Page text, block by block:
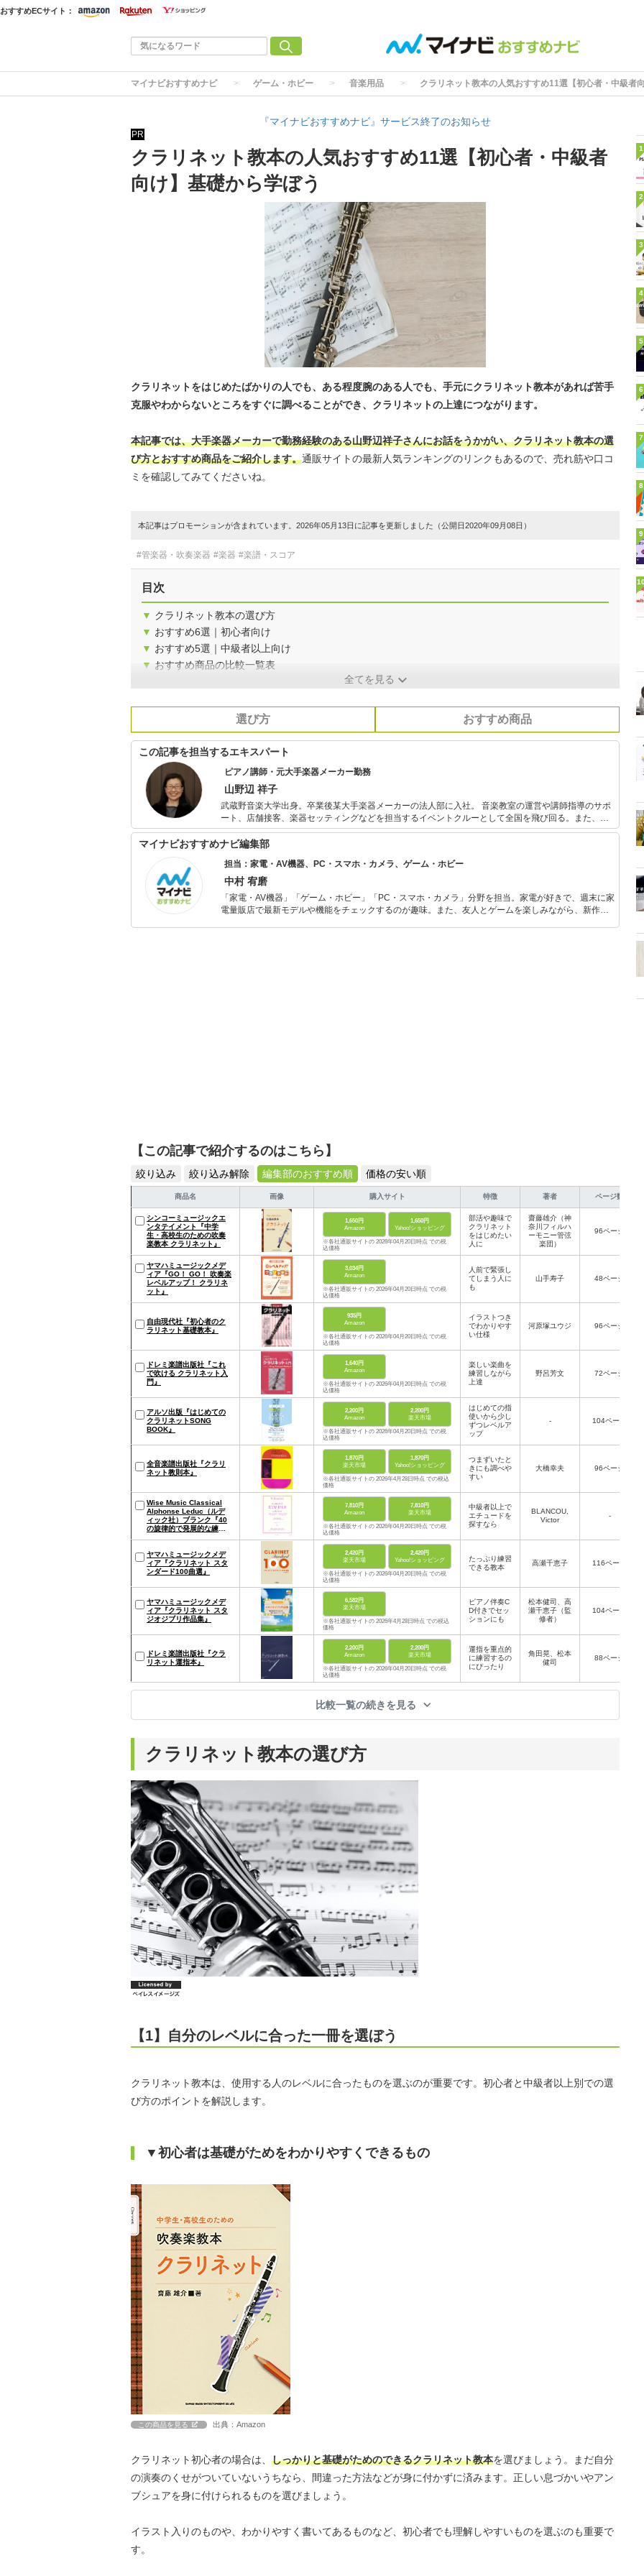
おすすめECサイト：
マイナビおすすめナビ ゲーム・ホビー 音楽用品 クラリネット教本の人気おすすめ11選【初心者・中級者
『マイナビおすすめナビ』サービス終了のお知らせ
PR
クラリネット教本の人気おすすめ11選【初心者・中級者
向け】基礎から学ぼう
クラリネットをはじめたばかりの人でも、ある程度腕のある人でも、手元にクラリネット教本があれば苦手
克服やわからないところをすぐに調べることができ、クラリネットの上達につながります。
本記事では、大手楽器メーカーで勤務経験のある山野辺祥子さんにお話をうかがい、クラリネット教本の選
び方とおすすめ商品をご紹介します。通販サイトの最新人気ランキングのリンクもあるので、売れ筋や口コ
ミを確認してみてくださいね。
本記事はプロモーションが含まれています。2026年05月13日に記事を更新しました（公開日2020年09月08日）
#管楽器・吹奏楽器 #楽器 #楽譜・スコア
目次
▼ クラリネット教本の選び方
▼ おすすめ6選｜初心者向け
▼ おすすめ5選｜中級者以上向け
▼ おすすめ商品の比較一覧表
全てを見る
選び方 おすすめ商品
この記事を担当するエキスパート
ピアノ講師・元大手楽器メーカー勤務
山野辺 祥子
武蔵野音楽大学出身。卒業後某大手楽器メーカーの法人部に入社。 音楽教室の運営や講師指導のサポ
ート、店舗接客、楽器セッティングなどを担当するイベントクルーとして全国を飛び回る。また、出
版部に在勤中は楽譜校正、楽譜情報誌編集の経験も。 現在はピアノ講師のかたわらフリーランスライ
ター、校正者として活動中。プライベートでは3児の母。
マイナビおすすめナビ編集部
担当：家電・AV機器、PC・スマホ・カメラ、ゲーム・ホビー
中村 宥磨
「家電・AV機器」「ゲーム・ホビー」「PC・スマホ・カメラ」分野を担当。家電が好きで、週末に家
電量販店で最新モデルや機能をチェックするのが趣味。また、友人とゲームを楽しみながら、新作タ
【この記事で紹介するのはこちら】
絞り込み 絞り込み解除 編集部のおすすめ順 価格の安い順
商品名 画像 購入サイト 特徴 著者 ページ数
シンコーミュージックエ
ンタテイメント『中学
生・高校生のための吹奏
楽教本 クラリネット』
1,650円
Amazon
1,650円
Yahoo!ショッピング
※各社通販サイトの 2026年04月20日時点 での税
込価格
部活や趣味で
クラリネット
をはじめたい
人に
齋藤雄介（神
奈川フィルハ
ーモニー管弦
楽団）
96ページ
ヤマハミュージックメデ
ィア『GO！ GO！ 吹奏楽
レベルアップ！ クラリネ
ット』
3,034円
Amazon
※各社通販サイトの 2026年04月20日時点 での税
込価格
人前で緊張し
てしまう人に
も
山手寿子 48ページ
自由現代社『初心者のク
ラリネット基礎教本』
935円
Amazon
※各社通販サイトの 2026年04月20日時点 での税
込価格
イラストつき
でわかりやす
い仕様
河原塚ユウジ 96ページ
ドレミ楽譜出版社『これ
で吹ける クラリネット入
門』
1,640円
Amazon
※各社通販サイトの 2026年04月20日時点 での税
込価格
楽しい楽曲を
練習しながら
上達
野呂芳文 72ページ
アルソ出版『はじめての
クラリネットSONG
BOOK』
2,200円
Amazon
2,200円
楽天市場
※各社通販サイトの 2026年04月20日時点 での税
込価格
はじめての指
使いから少し
ずつレベルア
ップ
- 104ページ
全音楽譜出版社『クラリ
ネット教則本』
1,870円
楽天市場
1,870円
Yahoo!ショッピング
※各社通販サイトの 2026年4月28日時点 での税込
価格
つまずいたと
きにも調べや
すい
大橋幸夫 96ページ
Wise Music Classical
Alphonse Leduc（ルデ
ィック社）ブランク『40
の旋律的で発展的な練習
7,810円
Amazon
7,810円
楽天市場
※各社通販サイトの 2026年04月20日時点 での税
込価格
中級者以上で
エチュードを
探すなら
BLANCOU,
Victor
-
ヤマハミュージックメデ
ィア『クラリネット スタ
ンダード100曲選』
2,420円
楽天市場
2,420円
Yahoo!ショッピング
※各社通販サイトの 2026年04月20日時点 での税
込価格
たっぷり練習
できる教本
高瀬千恵子 116ページ
ヤマハミュージックメデ
ィア『クラリネット スタ
ジオジブリ作品集』
6,582円
楽天市場
※各社通販サイトの 2026年4月28日時点 での税込
価格
ピアノ伴奏C
D付きでセッ
ションにも
松本健司、高
瀬千恵子（監
修者）
104ページ
ドレミ楽譜出版社『クラ
リネット運指本』
2,200円
Amazon
2,200円
楽天市場
※各社通販サイトの 2026年04月20日時点 での税
込価格
運指を重点的
に練習するの
にぴったり
角田晃、松本
健司
88ページ
比較一覧の続きを見る
クラリネット教本の選び方
【1】自分のレベルに合った一冊を選ぼう
クラリネット教本は、使用する人のレベルに合ったものを選ぶのが重要です。初心者と中級者以上別での選
び方のポイントを解説します。
▼初心者は基礎がためをわかりやすくできるもの
この商品を見る 出典：Amazon
クラリネット初心者の場合は、 しっかりと基礎がためのできるクラリネット教本を選びましょう。まだ自分
の演奏のくせがついていないうちなら、間違った方法などが身に付かずに済みます。正しい息づかいやアン
ブシュアを身に付けられるものを選びましょう。
イラスト入りのものや、わかりやすく書いてあるものなど、初心者でも理解しやすいものを選ぶのも重要で
す。
1
2
3
4
5
6
7
8
9